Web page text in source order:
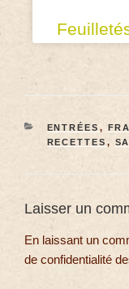
ENTRÉES ,
RECETTES ,
Laisser un
En laissant un
de confidentialité